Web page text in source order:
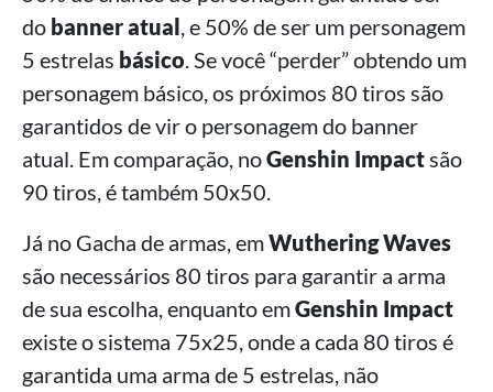
do banner atual , e 50% de ser um personagem
5 estrelas básico. Se você “perder” obtendo um
personagem básico, os próximos 80 tiros são
garantidos de vir o personagem do banner
atual. Em comparação, noGenshin Impactsão
90 tiros, é também 50x50.
Já no Gacha de armas, emWuthering Waves
são necessários 80 tiros para garantir a arma
de sua escolha, enquanto emGenshin Impact
existe o sistema 75x25, onde a cada 80 tiros é
garantida uma arma de 5 estrelas, não